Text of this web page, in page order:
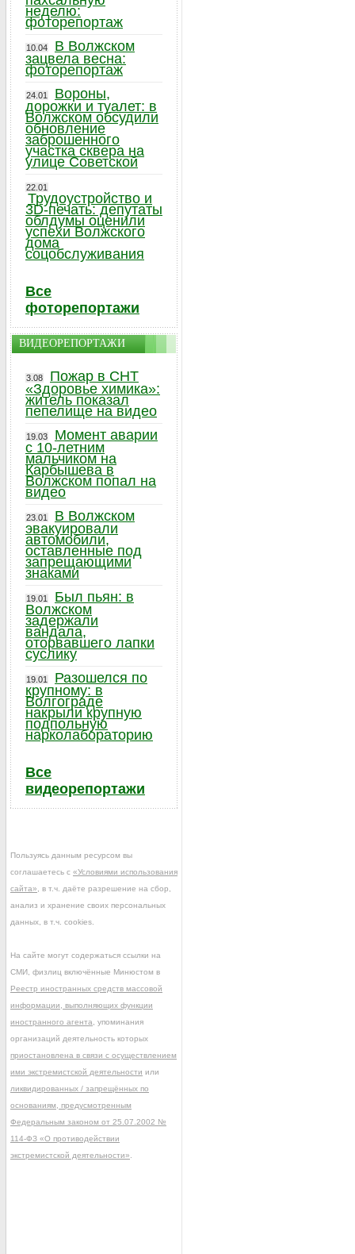
неделю:
фоторепортаж
10.04
В Волжском
зацвела весна:
фоторепортаж
24.01
Вороны,
дорожки и туалет: в
Волжском обсудили
обновление
заброшенного
участка сквера на
улице Советской
22.01
Трудоустройство и
3D-печать: депутаты
облдумы оценили
успехи Волжского
дома
соцобслуживания
Все
фоторепортажи
ВИДЕОРЕПОРТАЖИ
3.08
Пожар в СНТ
«Здоровье химика»:
житель показал
пепелище на видео
19.03
Момент аварии
с 10-летним
мальчиком на
Карбышева в
Волжском попал на
видео
23.01
В Волжском
эвакуировали
автомобили,
оставленные под
запрещающими
знаками
19.01
Был пьян: в
Волжском
задержали
вандала,
оторвавшего лапки
суслику
19.01
Разошелся по
крупному: в
Волгограде
накрыли крупную
подпольную
нарколабораторию
Все
видеорепортажи
Пользуясь данным ресурсом вы
соглашаетесь с «Условиями использования
сайта» , в т.ч. даёте разрешение на сбор,
анализ и хранение своих персональных
данных, в т.ч. cookies.
На сайте могут содержаться ссылки на
СМИ, физлиц включённые Минюстом в
Реестр иностранных средств массовой
информации, выполняющих функции
иностранного агента , упоминания
организаций деятельность которых
приостановлена в связи с осуществлением
ими экстремистской деятельности или
ликвидированных / запрещённых по
основаниям, предусмотренным
Федеральным законом от 25.07.2002 №
114-ФЗ «О противодействии
экстремистской деятельности»